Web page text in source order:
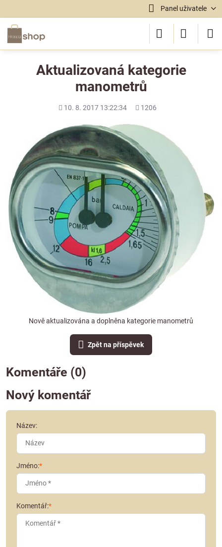
Panel uživatele
Aktualizovaná kategorie
manometrů
Přidáno
10. 8. 2017 13:22:34
Počet
1206
Nově aktualizována a doplněna kategorie manometrů
Zpět na příspěvek
Komentáře (0)
Nový komentář
Název:
Jméno:*
Komentář:*